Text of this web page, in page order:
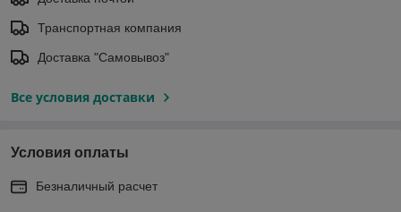
Транспортная компания
Доставка "Самовывоз"
Все условия доставки
Условия оплаты
Безналичный расчет